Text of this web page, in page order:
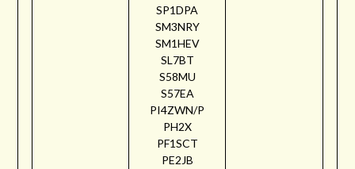
SP1DPA
SM3NRY
SM1HEV
SL7BT
S58MU
S57EA
PI4ZWN/P
PH2X
PF1SCT
PE2JB